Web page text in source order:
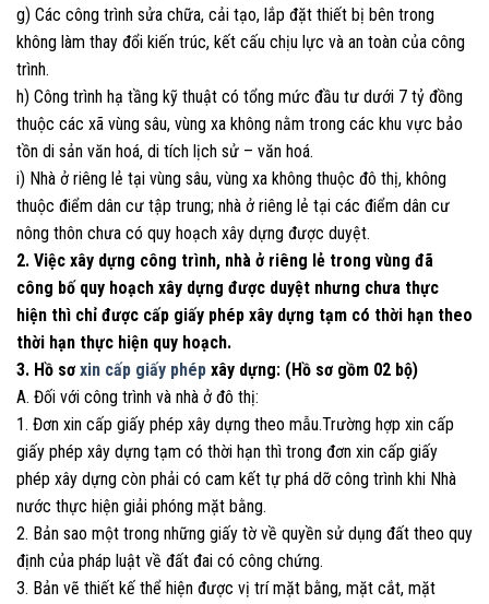
g) Các công trình sửa chữa, cải tạo, lắp đặt thiết bị bên trong
không làm thay đổi kiến trúc, kết cấu chịu lực và an toàn của công
trình.
h) Công trình hạ tầng kỹ thuật có tổng mức đầu tư dưới 7 tỷ đồng
thuộc các xã vùng sâu, vùng xa không nằm trong các khu vực bảo
tồn di sản văn hoá, di tích lịch sử – văn hoá.
i) Nhà ở riêng lẻ tại vùng sâu, vùng xa không thuộc đô thị, không
thuộc điểm dân cư tập trung; nhà ở riêng lẻ tại các điểm dân cư
nông thôn chưa có quy hoạch xây dựng được duyệt.
2. Việc xây dựng công trình, nhà ở riêng lẻ trong vùng đã
công bố quy hoạch xây dựng được duyệt nhưng chưa thực
hiện thì chỉ được cấp giấy phép xây dựng tạm có thời hạn theo
thời hạn thực hiện quy hoạch.
3. Hồ sơ xin cấp giấy phép xây dựng: (Hồ sơ gồm 02 bộ)
A. Đối với công trình và nhà ở đô thị:
1. Đơn xin cấp giấy phép xây dựng theo mẫu.Trường hợp xin cấp
giấy phép xây dựng tạm có thời hạn thì trong đơn xin cấp giấy
phép xây dựng còn phải có cam kết tự phá dỡ công trình khi Nhà
nước thực hiện giải phóng mặt bằng.
2. Bản sao một trong những giấy tờ về quyền sử dụng đất theo quy
định của pháp luật về đất đai có công chứng.
3. Bản vẽ thiết kế thể hiện được vị trí mặt bằng, mặt cắt, mặt